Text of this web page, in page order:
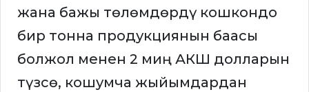
жана бажы төлөмдөрдү кошкондо
бир тонна продукциянын баасы
болжол менен 2 миң АКШ долларын
түзсө, кошумча жыйымдардан